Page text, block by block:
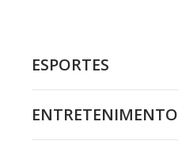
ESPORTES
ENTRETENIMENTO